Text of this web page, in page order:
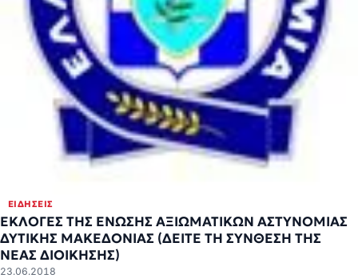
ΕΙΔΉΣΕΙΣ
ΕΚΛΟΓΕΣ ΤΗΣ ΕΝΩΣΗΣ ΑΞΙΩΜΑΤΙΚΩΝ ΑΣΤΥΝΟΜΙΑΣ
ΔΥΤΙΚΗΣ ΜΑΚΕΔΟΝΙΑΣ (ΔΕΙΤΕ ΤΗ ΣΥΝΘΕΣΗ ΤΗΣ
ΝΕΑΣ ΔΙΟΙΚΗΣΗΣ)
23.06.2018